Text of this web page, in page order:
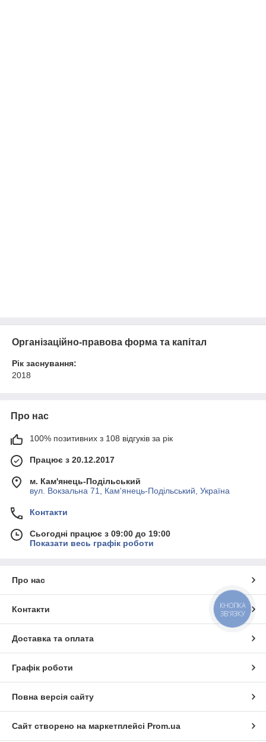
Організаційно-правова форма та капітал
Рік заснування:
2018
Про нас
100% позитивних з 108 відгуків за рік
Працює з 20.12.2017
м. Кам'янець-Подільський
вул. Вокзальна 71, Кам'янець-Подільський, Україна
Контакти
Сьогодні працює з 09:00 до 19:00
Показати весь графік роботи
Про нас
Контакти
Доставка та оплата
Графік роботи
Повна версія сайту
Сайт створено на маркетплейсі Prom.ua
КНОПКА
ЗВ'ЯЗКУ